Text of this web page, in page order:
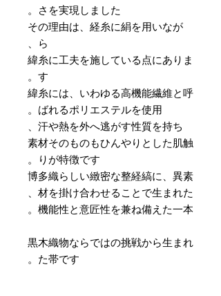
さを実現しました。
その理由は、経糸に絹を用いなが
ら、
緯糸に工夫を施している点にありま
す。
緯糸には、いわゆる高機能繊維と呼
ばれるポリエステルを使用。
汗や熱を外へ逃がす性質を持ち、
素材そのものもひんやりとした肌触
りが特徴です。
博多織らしい緻密な整経縞に、異素
材を掛け合わせることで生まれた、
機能性と意匠性を兼ね備えた一本。
黒木織物ならではの挑戦から生まれ
た帯です。